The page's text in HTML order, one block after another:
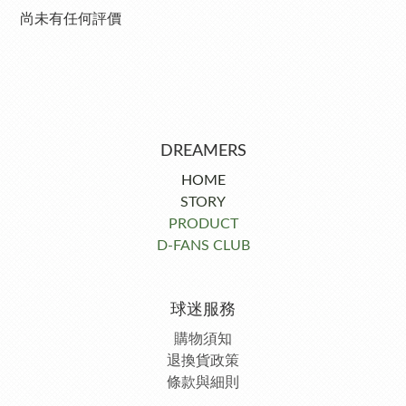
尚未有任何評價
DREAMERS
HOME
STORY
PRODUCT
D-FANS CLUB
球迷服務
購物須知
退換貨政策
條款與細則